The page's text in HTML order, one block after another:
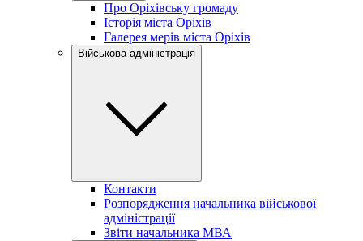
Про Оріхівську громаду
Історія міста Оріхів
Галерея мерів міста Оріхів
Військова адміністрація
Контакти
Розпорядження начальника військової
адміністрації
Звіти начальника МВА